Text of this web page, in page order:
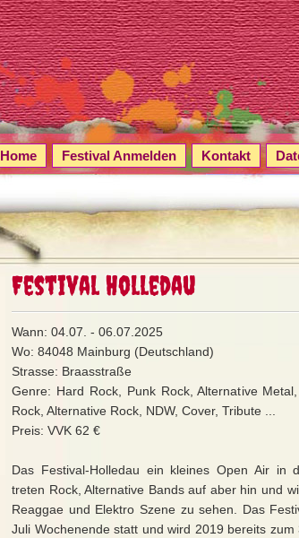
Home Festival Anmelden Kontakt
Festival Holledau
Wann: 04.07. - 06.07.2025
Wo: 84048 Mainburg (Deutschland)
Strasse: Braasstraße
Genre: Hard Rock, Punk Rock, Alternative
Rock, Alternative Rock, NDW, Cover, Tribute ...
Preis: VVK 62 €
Das Festival-Holledau ein kleines Open Air in
treten Rock, Alternative Bands auf aber hin und
Reaggae und Elektro Szene zu sehen. Das
Juli Wochenende statt und wird 2019 bereits